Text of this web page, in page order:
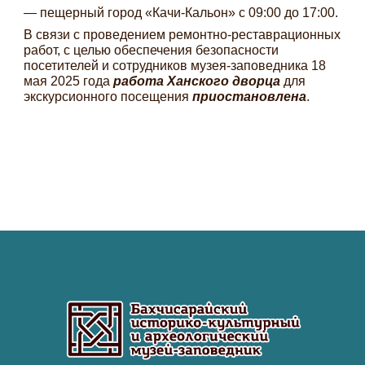
— пещерный город «Качи-Кальон» с 09:00 до 17:00.
В связи с проведением ремонтно-реставрационных
работ, с целью обеспечения безопасности
посетителей и сотрудников музея-заповедника 18
мая 2025 года работа Ханского дворца для
экскурсионного посещения приостановлена.